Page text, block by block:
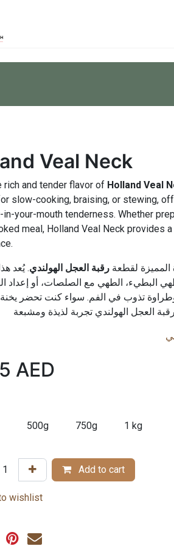
Veal Neck
rich and tender flavor of Holland Veal
slow-cooking, braising, or stewing,
in-your-mouth tenderness. Whether
meal, Holland Veal Neck provides
المميزة لقطعة رقبة العجل الهولندي. يُعد
البطيء، الطهي مع الصلصات، أو إعداد
تذوب في الفم. سواء كنت تحضر
AED
500g 750g 1 kg
Add to cart
wishlist